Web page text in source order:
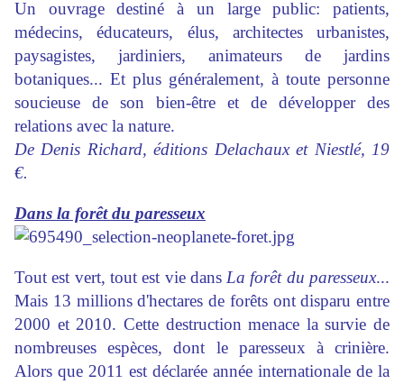
Un ouvrage destiné à un large public: patients,
médecins, éducateurs, élus, architectes urbanistes,
paysagistes, jardiniers, animateurs de jardins
botaniques... Et plus généralement, à toute personne
soucieuse de son bien-être et de développer des
relations avec la nature.
De Denis Richard, éditions Delachaux et Niestlé, 19
€.
Dans la forêt du paresseux
Tout est vert, tout est vie dans La forêt du paresseux...
Mais 13 millions d'hectares de forêts ont disparu entre
2000 et 2010. Cette destruction menace la survie de
nombreuses espèces, dont le paresseux à crinière.
Alors que 2011 est déclarée année internationale de la